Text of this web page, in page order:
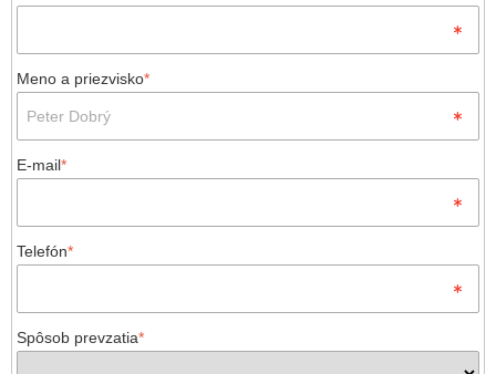
Meno a priezvisko*
E-mail*
Telefón*
Spôsob prevzatia*